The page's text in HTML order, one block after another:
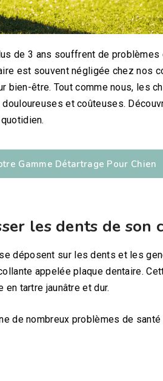
de 3 ans souffrent de problèmes
est souvent négligée chez nos
être. Tout comme nous, les
et coûteuses.
Gamme Détartrage Pour Chien
les dents de son
déposent sur les dents et les
appelée plaque dentaire.
tartre jaunâtre et dur.
de nombreux problèmes de santé